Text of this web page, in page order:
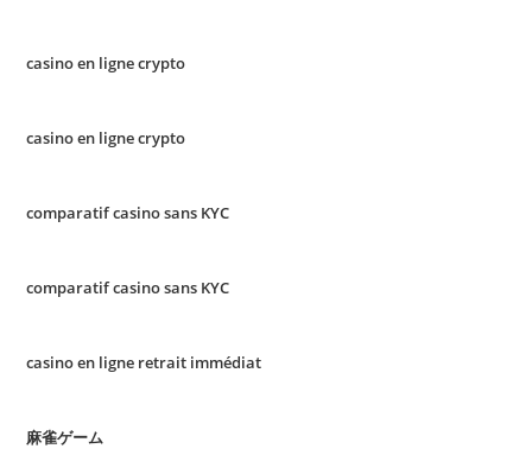
casino en ligne crypto
casino en ligne crypto
comparatif casino sans KYC
comparatif casino sans KYC
casino en ligne retrait immédiat
麻雀ゲーム